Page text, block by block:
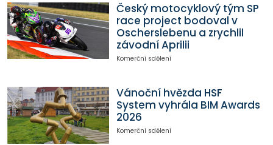
Český motocyklový tým SP
race project bodoval v
Oscherslebenu a zrychlil
závodní Aprilii
Komerční sdělení
Vánoční hvězda HSF
System vyhrála BIM Awards
2026
Komerční sdělení